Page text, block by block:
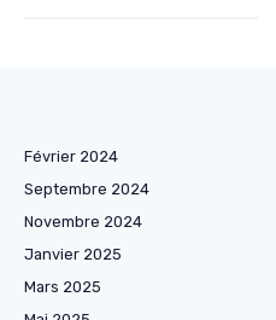
Février 2024
Septembre 2024
Novembre 2024
Janvier 2025
Mars 2025